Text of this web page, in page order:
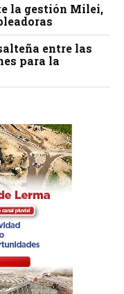
la gestión Milei,
entre las
para la